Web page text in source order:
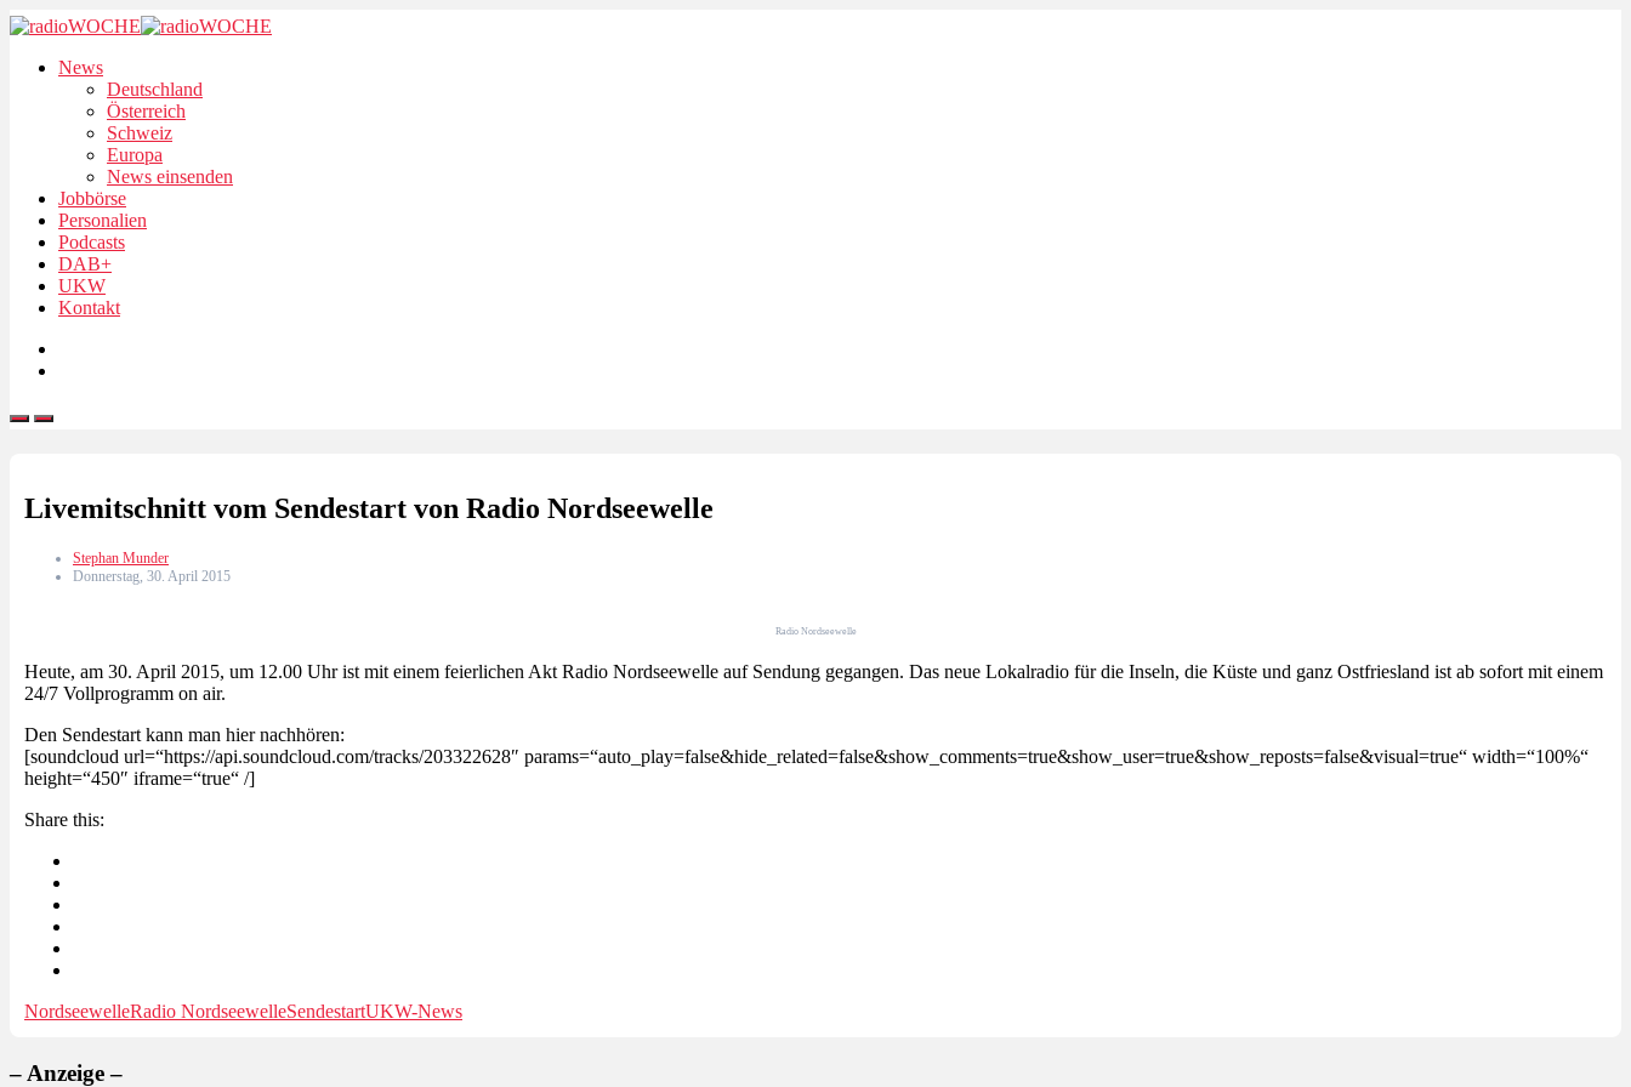
News
Deutschland
Österreich
Schweiz
Europa
News einsenden
Jobbörse
Personalien
Podcasts
DAB+
UKW
Kontakt
Livemitschnitt vom Sendestart von Radio Nordseewelle
Stephan Munder
Donnerstag, 30. April 2015
Radio Nordseewelle
Heute, am 30. April 2015, um 12.00 Uhr ist mit einem feierlichen Akt Radio Nordseewelle auf Sendung gegangen. Das neue Lokalradio für die Inseln, die Küste und ganz Ostfriesland ist ab sofort mit einem
24/7 Vollprogramm on air.
Den Sendestart kann man hier nachhören:
[soundcloud url=“https://api.soundcloud.com/tracks/203322628″ params=“auto_play=false&hide_related=false&show_comments=true&show_user=true&show_reposts=false&visual=true“ width=“100%“
height=“450″ iframe=“true“ /]
Share this:
NordseewelleRadio NordseewelleSendestartUKW-News
– Anzeige –